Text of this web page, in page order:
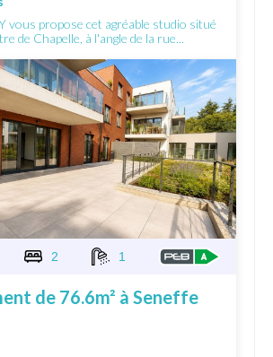
vous propose cet agréable studio situé
de Chapelle, à l'angle de la rue...
2 1
de 76.6m² à Seneffe